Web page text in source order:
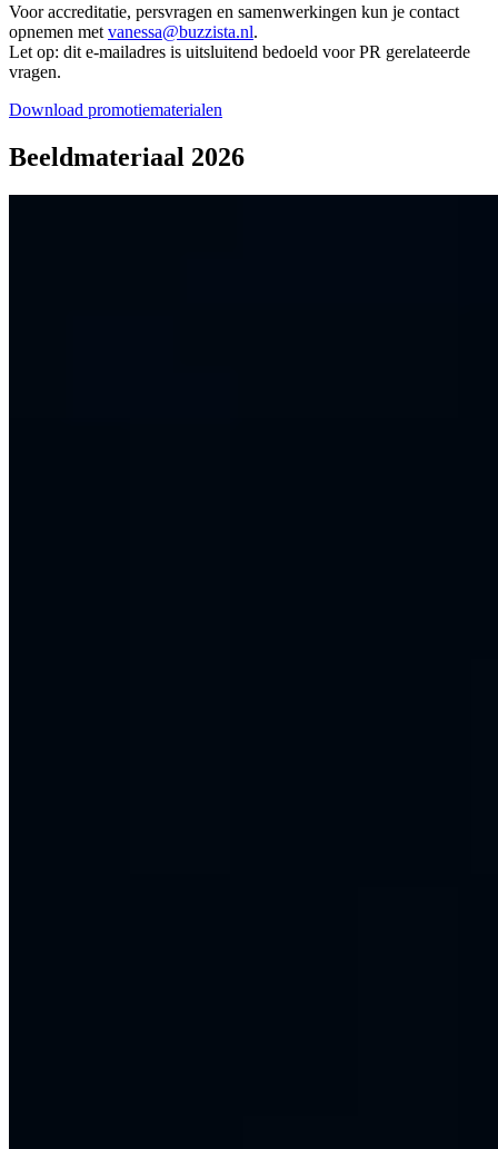
Voor accreditatie, persvragen en samenwerkingen kun je contact
opnemen met vanessa@buzzista.nl.
Let op: dit e-mailadres is uitsluitend bedoeld voor PR gerelateerde
vragen.
Download promotiematerialen
Beeldmateriaal 2026